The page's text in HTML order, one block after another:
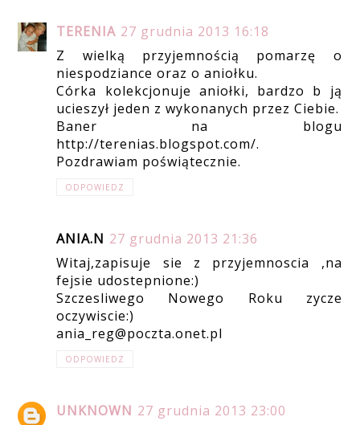
TERENIA 27 grudnia 2013 16:18
Z wielką przyjemnością pomarzę o
niespodziance oraz o aniołku.
Córka kolekcjonuje aniołki, bardzo b ją
ucieszył jeden z wykonanych przez Ciebie.
Baner na blogu
http://terenias.blogspot.com/.
Pozdrawiam poświątecznie.
ODPOWIEDZ
ANIA.N 27 grudnia 2013 21:36
Witaj,zapisuje sie z przyjemnoscia ,na
fejsie udostepnione:)
Szczesliwego Nowego Roku zycze
oczywiscie:)
ania_reg@poczta.onet.pl
ODPOWIEDZ
UNKNOWN 27 grudnia 2013 23:00